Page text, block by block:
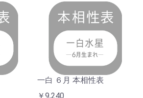
一白 ６月 本相性表
￥9,240